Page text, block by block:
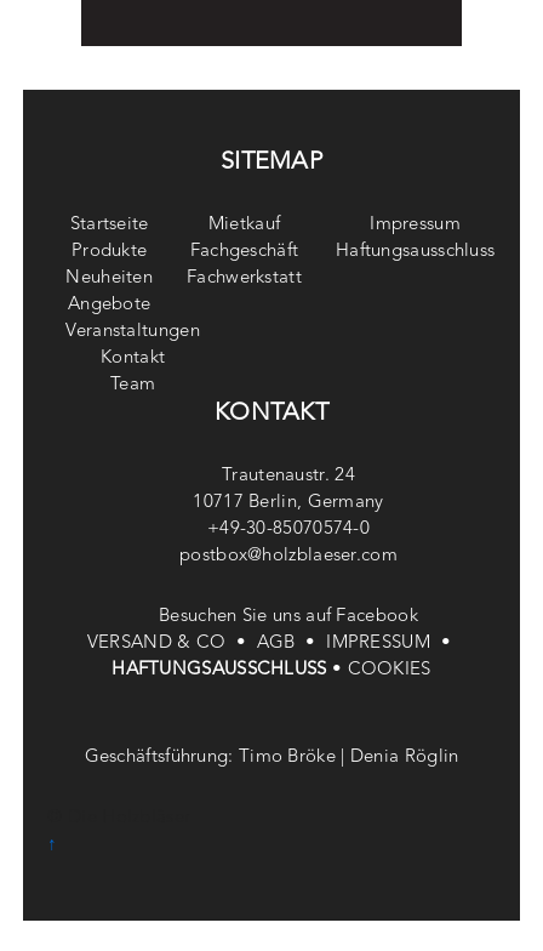
SITEMAP
Startseite
Produkte
Neuheiten
Angebote
Mietkauf
Fachgeschäft
Fachwerkstatt
Impressum
Haftungsausschluss
Veranstaltungen
Kontakt
Team
KONTAKT
Trautenaustr. 24
10717 Berlin, Germany
+49-30-85070574-0
postbox@holzblaeser.com
Besuchen Sie uns auf Facebook
VERSAND & CO • AGB • IMPRESSUM •
HAFTUNGSAUSSCHLUSS • COOKIES
Geschäftsführung: Timo Bröke | Denia Röglin
↑